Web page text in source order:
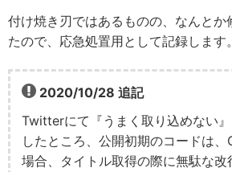
付け焼き刃ではあるものの、なんとか
たので、応急処置用として記録します。
2020/10/28 追記
Twitterにて『うまく取り込めない
したところ、公開初期のコードは
場合、タイトル取得の際に無駄な改